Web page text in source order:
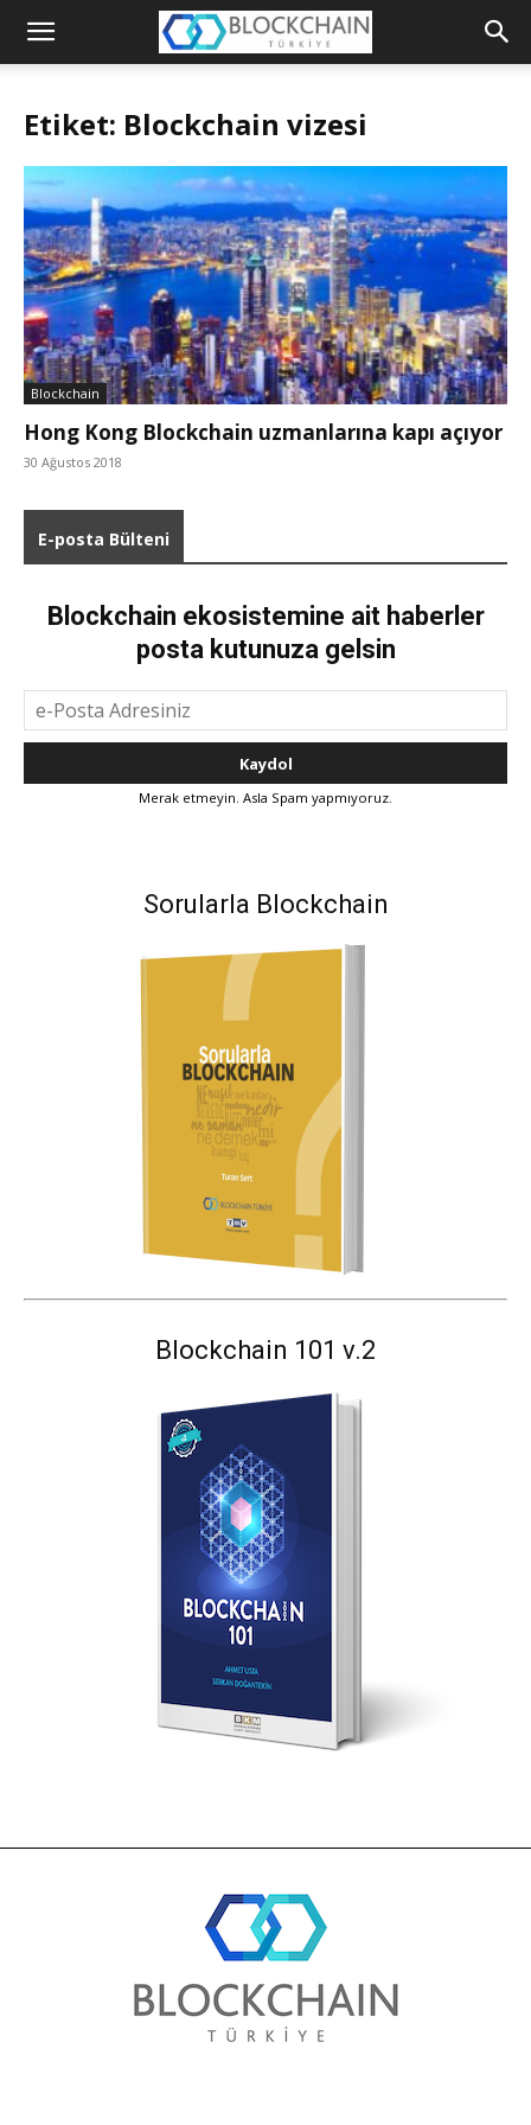
Blockchain
Etiket: Blockchain vizesi
Blockchain
Hong Kong Blockchain uzmanlarına kapı açıyor
30 Ağustos 2018
E-posta Bülteni
Blockchain ekosistemine ait haberler
posta kutunuza gelsin
Merak etmeyin. Asla Spam yapmıyoruz.
Sorularla Blockchain
Blockchain 101 v.2